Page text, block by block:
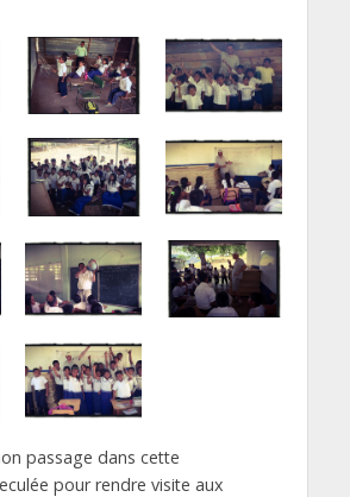
passage dans cette
pour rendre visite aux